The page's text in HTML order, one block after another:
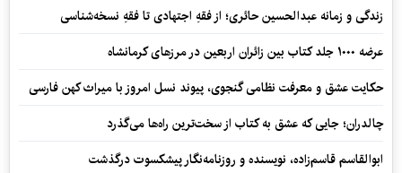
زندگی و زمانه عبدالحسین حائری؛ از فقهِ اجتهادی تا فقهِ نسخه‌شناسی
عرضه ۱۰۰۰ جلد کتاب بین زائران اربعین در مرزهای کرمانشاه
حکایت عشق و معرفت نظامی گنجوی، پیوند نسل امروز با میراث کهن فارسی
چالدران؛ جایی که عشق به کتاب از سخت‌ترین راه‌ها می‌گذرد
ابوالقاسم قاسم‌زاده، نویسنده و روزنامه‌نگار پیشکسوت درگذشت